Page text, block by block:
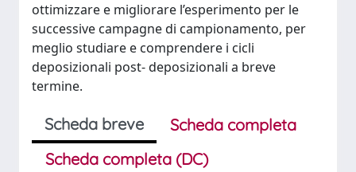
ottimizzare e migliorare l’esperimento per le
successive campagne di campionamento, per
meglio studiare e comprendere i cicli
deposizionali post- deposizionali a breve
termine.
Scheda breve
Scheda completa
Scheda completa (DC)